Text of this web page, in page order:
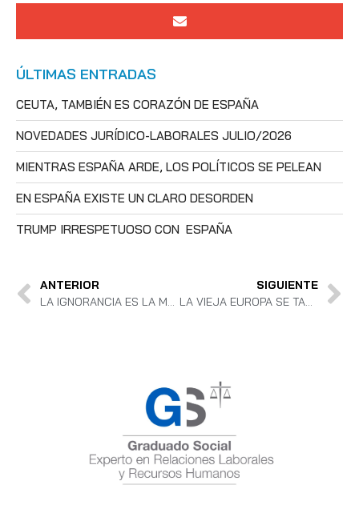
ÚLTIMAS ENTRADAS
CEUTA, TAMBIÉN ES CORAZÓN DE ESPAÑA
NOVEDADES JURÍDICO-LABORALES JULIO/2026
MIENTRAS ESPAÑA ARDE, LOS POLÍTICOS SE PELEAN
EN ESPAÑA EXISTE UN CLARO DESORDEN
TRUMP IRRESPETUOSO CON ESPAÑA
ANTERIOR
LA IGNORANCIA ES LA MADRINA DE LA REDUCCIÓN DE LA JORNADA LABORAL.
SIGUIENTE
LA VIEJA EUROPA SE TAMBALEA ANTE TRUMP